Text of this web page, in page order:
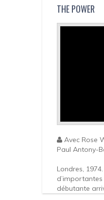
THE POWER
Avec Rose
Paul Antony-
Londres,
débutante